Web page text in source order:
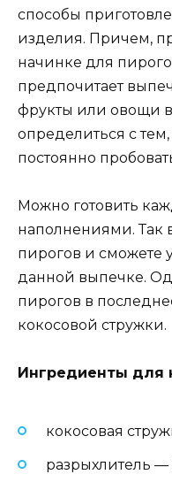
способы
изделия. Причем,
начинке для
предпочитает
фрукты или овощи в
определиться с тем,
постоянно
Можно готовить
наполнениями. Так
пирогов и сможете
данной выпечке.
пирогов в
кокосовой стружки.
Ингредиенты для
кокосовая
разрыхлитель —